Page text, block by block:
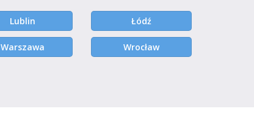
Lublin
Warszawa
Łódź
Wrocław